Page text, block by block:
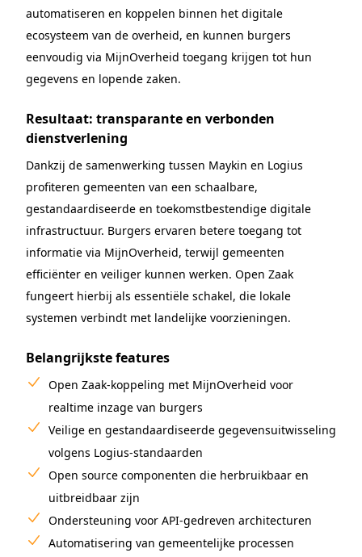
automatiseren en koppelen binnen het digitale
ecosysteem van de overheid, en kunnen burgers
eenvoudig via MijnOverheid toegang krijgen tot hun
gegevens en lopende zaken.
Resultaat: transparante en verbonden
dienstverlening
Dankzij de samenwerking tussen Maykin en Logius
profiteren gemeenten van een schaalbare,
gestandaardiseerde en toekomstbestendige digitale
infrastructuur. Burgers ervaren betere toegang tot
informatie via MijnOverheid, terwijl gemeenten
efficiënter en veiliger kunnen werken. Open Zaak
fungeert hierbij als essentiële schakel, die lokale
systemen verbindt met landelijke voorzieningen.
Belangrijkste features
Open Zaak-koppeling met MijnOverheid voor
realtime inzage van burgers
Veilige en gestandaardiseerde gegevensuitwisseling
volgens Logius-standaarden
Open source componenten die herbruikbaar en
uitbreidbaar zijn
Ondersteuning voor API-gedreven architecturen
Automatisering van gemeentelijke processen